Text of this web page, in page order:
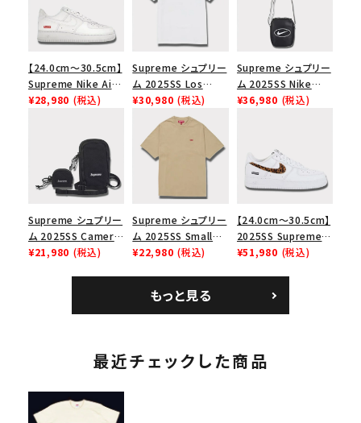
【24.0cm～30.5cm】
Supreme Nike Air
Force 1 Low シュプ
ューズ ホワイト
¥28,980 (税込)
Supreme シュプリー
ム 2025SS Los
Angeles Fire Relief
Box Logo Tee ファ
イヤーリリーフボック
スロゴTシャツ ホワ
イト 白
¥30,980 (税込)
Supreme シュプリー
ム 2025SS Nike
Leather Shoulder
¥36,980 (税込)
Supreme シュプリー
ム 2025SS Camera
Bag + Mini Pouch
¥21,980 (税込)
Supreme シュプリー
ム 2025SS Small
Box Tee スモールボ
¥22,980 (税込)
【24.0cm～30.5cm】
2025SS Supreme
GOODENOUGH
ムグッドイナフ ナイキ
エアフォース１スニー
¥51,980 (税込)
もっと見る
最近チェックした商品